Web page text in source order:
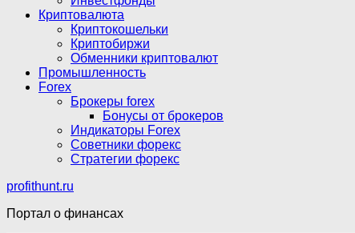
Криптовалюта
Криптокошельки
Криптобиржи
Обменники криптовалют
Промышленность
Forex
Брокеры forex
Бонусы от брокеров
Индикаторы Forex
Советники форекс
Стратегии форекс
profithunt.ru
Портал о финансах